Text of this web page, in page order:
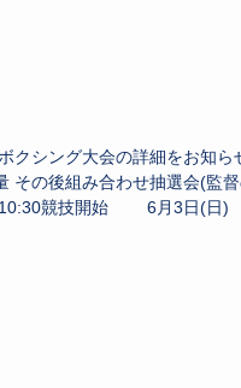
クシング大会の詳細をお
その後組み合わせ抽選会(監
10:30競技開始 6月3日(日)